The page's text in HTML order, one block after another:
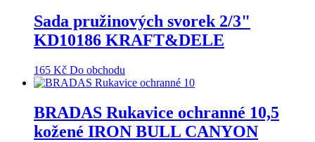
Sada pružinových svorek 2/3"
KD10186 KRAFT&DELE
165 Kč Do obchodu
BRADAS Rukavice ochranné 10,5
kožené IRON BULL CANYON